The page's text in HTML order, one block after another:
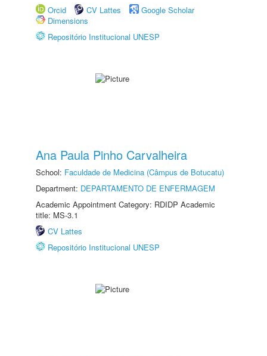
Orcid
CV Lattes
Google Scholar
Dimensions
Repositório Institucional UNESP
Ana Paula Pinho Carvalheira
School: Faculdade de Medicina (Câmpus de Botucatu)
Department: DEPARTAMENTO DE ENFERMAGEM
Academic Appointment Category: RDIDP Academic
title: MS-3.1
CV Lattes
Repositório Institucional UNESP